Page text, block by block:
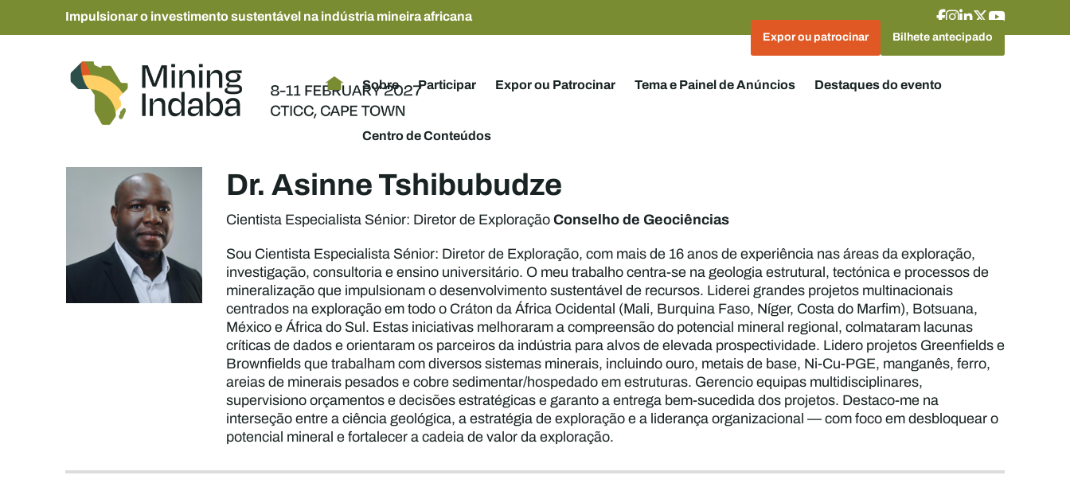
Impulsionar o investimento sustentável na indústria mineira africana
Expor ou patrocinar Bilhete antecipado
Sobre Participar Expor ou Patrocinar Tema e Painel de Anúncios Destaques do evento
Centro de Conteúdos
Dr. Asinne Tshibubudze
Cientista Especialista Sénior: Diretor de ExploraçãoConselho de Geociências
Sou Cientista Especialista Sénior: Diretor de Exploração, com mais de 16 anos de experiência nas áreas da exploração,
investigação, consultoria e ensino universitário. O meu trabalho centra-se na geologia estrutural, tectónica e processos de
mineralização que impulsionam o desenvolvimento sustentável de recursos. Liderei grandes projetos multinacionais
centrados na exploração em todo o Cráton da África Ocidental (Mali, Burquina Faso, Níger, Costa do Marfim), Botsuana,
México e África do Sul. Estas iniciativas melhoraram a compreensão do potencial mineral regional, colmataram lacunas
críticas de dados e orientaram os parceiros da indústria para alvos de elevada prospectividade. Lidero projetos Greenfields e
Brownfields que trabalham com diversos sistemas minerais, incluindo ouro, metais de base, Ni-Cu-PGE, manganês, ferro,
areias de minerais pesados e cobre sedimentar/hospedado em estruturas. Gerencio equipas multidisciplinares,
supervisiono orçamentos e decisões estratégicas e garanto a entrega bem-sucedida dos projetos. Destaco-me na
interseção entre a ciência geológica, a estratégia de exploração e a liderança organizacional — com foco em desbloquear o
potencial mineral e fortalecer a cadeia de valor da exploração.